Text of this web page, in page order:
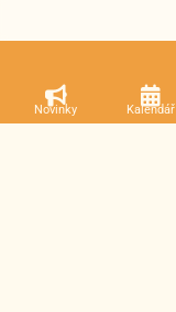
Novinky Kalendář